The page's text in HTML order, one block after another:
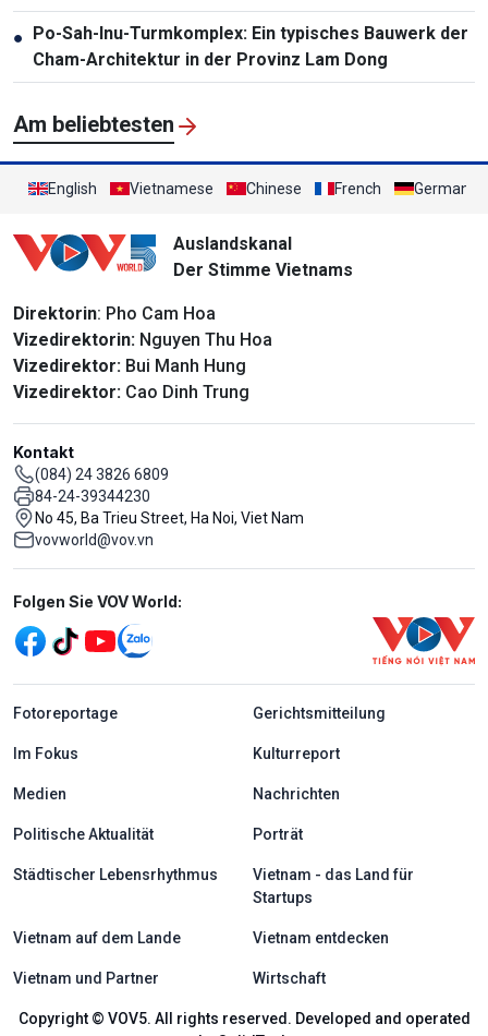
● Po-Sah-Inu-Turmkomplex: Ein typisches Bauwerk der
Cham-Architektur in der Provinz Lam Dong
Am beliebtesten
English Vietnamese Chinese French German
Auslandskanal
Der Stimme Vietnams
Direktorin: Pho Cam Hoa
Vizedirektorin: Nguyen Thu Hoa
Vizedirektor: Bui Manh Hung
Vizedirektor: Cao Dinh Trung
Kontakt
(084) 24 3826 6809
84-24-39344230
No 45, Ba Trieu Street, Ha Noi, Viet Nam
vovworld@vov.vn
Mạng xã hội
Folgen Sie VOV World:
menu footer tiếng Đức
Fotoreportage Gerichtsmitteilung
Im Fokus Kulturreport
Medien Nachrichten
Politische Aktualität Porträt
Städtischer Lebensrhythmus
Vietnam - das Land für
Startups
Vietnam auf dem Lande Vietnam entdecken
Vietnam und Partner Wirtschaft
Copyright © VOV5. All rights reserved. Developed and operated